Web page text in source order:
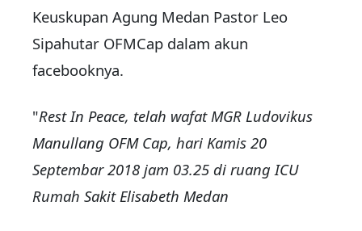
Keuskupan Agung Medan Pastor Leo
Sipahutar OFMCap dalam akun
facebooknya.
"Rest In Peace, telah wafat MGR Ludovikus
Manullang OFM Cap, hari Kamis 20
Septembar 2018 jam 03.25 di ruang ICU
Rumah Sakit Elisabeth Medan